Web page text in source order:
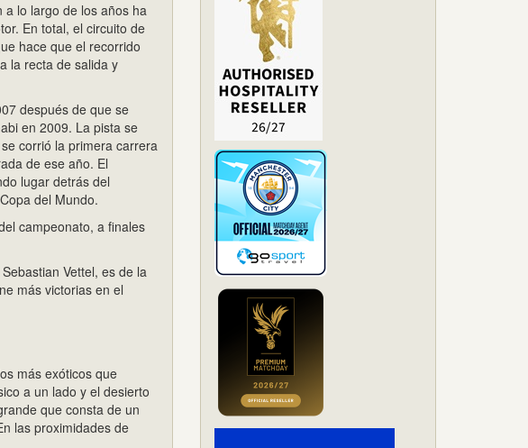
a lo largo de los años ha
En total, el circuito de
hace que el recorrido
la recta de salida y
después de que se
en 2009. La pista se
corrió la primera carrera
de ese año. El
lugar detrás del
del Mundo.
campeonato, a finales
Vettel, es de la
más victorias en el
más exóticos que
a un lado y el desierto
que consta de un
las proximidades de